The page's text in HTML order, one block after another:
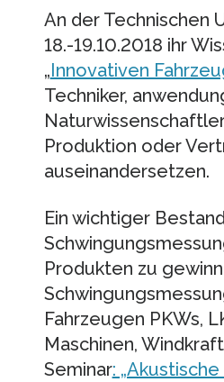
An der Technischen
18.-19.10.2018 ihr
„ Innovativen
Techniker,
Produktion oder
auseinandersetzen.
Ein wichtiger
Produkten zu
Fahrzeugen PKWs,
Maschinen,
Seminar: